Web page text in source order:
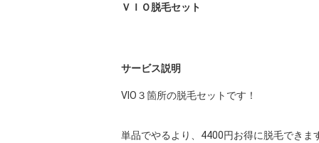
ＶＩＯ脱毛セット
サービス説明
VIO３箇所の脱毛セットです！
単品でやるより、4400円お得に脱毛できま